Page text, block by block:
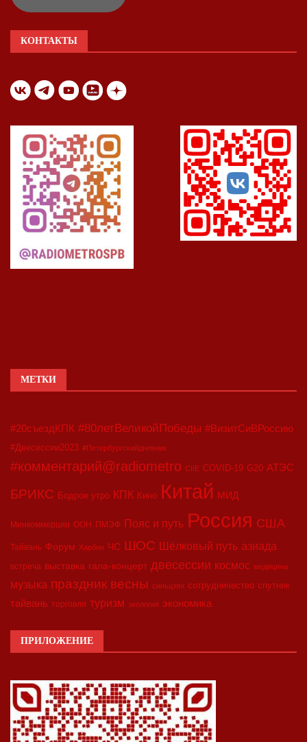
КОНТАКТЫ
МЕТКИ
#20съездКПК #80летВеликойПобеды #ВизитСиВРоссию
#Двесессии2023 #Петербургскийдневник
#комментарий@radiometro CIIE COVID-19 G20 АТЭС
БРИКС Бодрое утро КПК Кино Китай МИД
Минкоммерции ООН ПМЭФ Пояс и путь Россия США
Тайвань Форум Харбин ЧС ШОС Шёлковый путь азиада
встреча выставка гала-концерт двесессии космос медицина
музыка праздник весны синьцзян сотрудничество спутник
тайвань торговля туризм экология экономика
ПРИЛОЖЕНИЕ